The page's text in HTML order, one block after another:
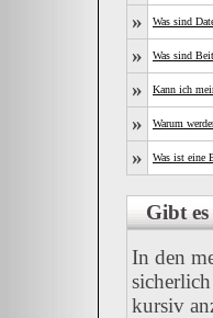
» Was sind
» Was sind
» Kann ich
» Warum
» Was ist eine
Gibt
In den
kursiv